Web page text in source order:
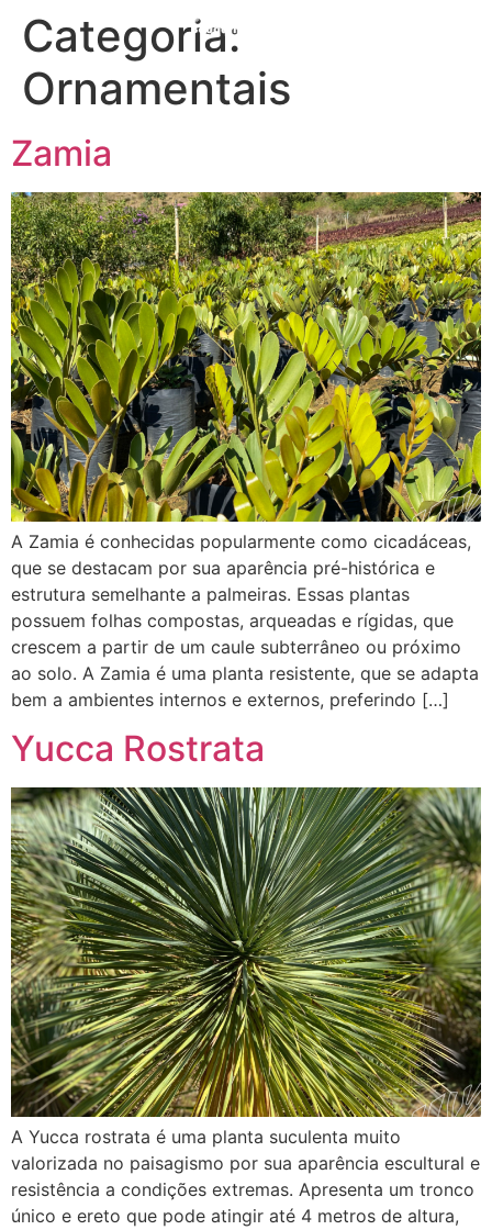
Categoria:
Ornamentais
Zamia
A Zamia é conhecidas popularmente como cicadáceas,
que se destacam por sua aparência pré-histórica e
estrutura semelhante a palmeiras. Essas plantas
possuem folhas compostas, arqueadas e rígidas, que
crescem a partir de um caule subterrâneo ou próximo
ao solo. A Zamia é uma planta resistente, que se adapta
bem a ambientes internos e externos, preferindo […]
Yucca Rostrata
A Yucca rostrata é uma planta suculenta muito
valorizada no paisagismo por sua aparência escultural e
resistência a condições extremas. Apresenta um tronco
único e ereto que pode atingir até 4 metros de altura,